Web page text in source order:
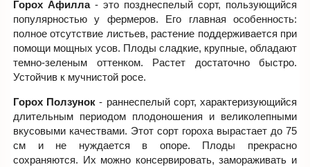
Горох Афилла- это позднеспелый сорт, пользующийся
популярностью у фермеров. Его главная особенность:
полное отсутствие листьев, растение поддерживается при
помощи мощных усов. Плоды сладкие, крупные, обладают
темно-зеленым оттенком. Растет достаточно быстро.
Устойчив к мучнистой росе.
Горох Ползунок - раннеспелый сорт, характеризующийся
длительным периодом плодоношения и великолепными
вкусовыми качествами. Этот сорт гороха вырастает до 75
см и не нуждается в опоре. Плоды прекрасно
сохраняются. Их можно консервировать, замораживать и